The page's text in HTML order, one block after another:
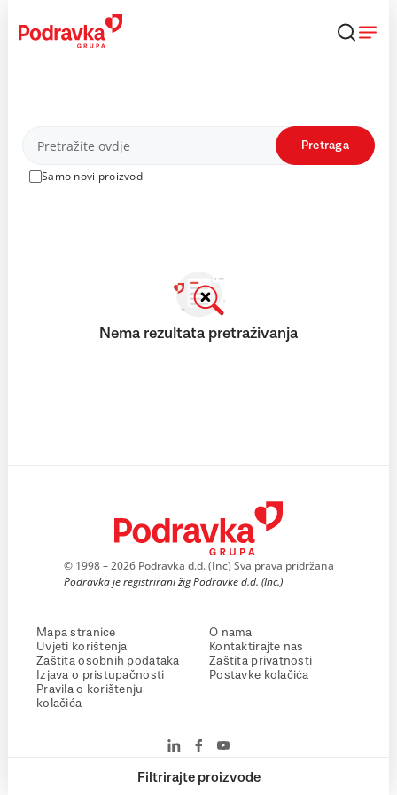
content
Proizvodi
Samo novi proizvodi
Pretraga
Filtrirajte proizvode
Nema rezultata pretraživanja
© 1998 – 2026 Podravka d.d. (Inc) Sva prava pridržana
Podravka je registrirani žig Podravke d.d. (Inc.)
Mapa stranice
Uvjeti korištenja
Zaštita osobnih podataka
Izjava o pristupačnosti
Pravila o korištenju
kolačića
O nama
Kontaktirajte nas
Zaštita privatnosti
Postavke kolačića